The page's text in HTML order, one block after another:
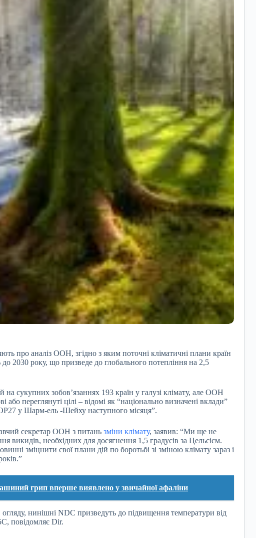
про аналіз ООН, згідно з яким поточні кліматичні плани країн
2030 року, що призведе до глобального потепління на 2,5
сукупних зобов’язаннях 193 країн у галузі клімату, але ООН
переглянуті цілі – відомі як “національно визначені вклади”
у Шарм-ель -Шейху наступного місяця”.
секретар ООН з питань зміни клімату, заявив: “Ми ще не
викидів, необхідних для досягнення 1,5 градусів за Цельсієм.
зміцнити свої плани дій по боротьбі зі зміною клімату зараз і
грип вперше виявлено у звичайної афаліни
нинішні NDC призведуть до підвищення температури від
повідомляє Dir.